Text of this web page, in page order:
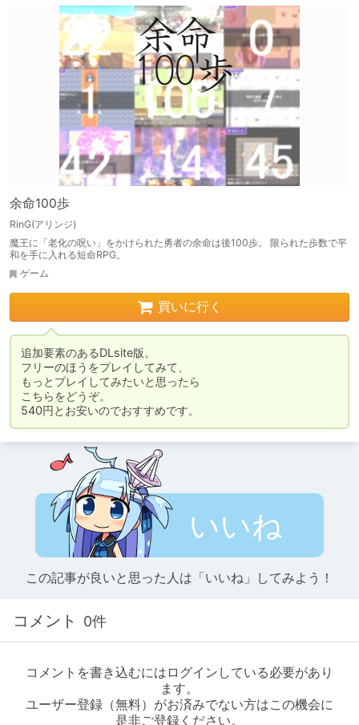
余命100歩
RinG(アリンジ)
魔王に「老化の呪い」をかけられた勇者の余命は後100歩。 限られた歩数で平
和を手に入れる短命RPG。
ゲーム
買いに行く
追加要素のあるDLsite版。
フリーのほうをプレイしてみて、
もっとプレイしてみたいと思ったら
こちらをどうぞ。
540円とお安いのでおすすめです。
いいね
この記事が良いと思った人は「いいね」してみよう！
コメント 0件
コメントを書き込むにはログインしている必要があり
ます。
ユーザー登録（無料）がお済みでない方はこの機会に
是非ご登録ください。